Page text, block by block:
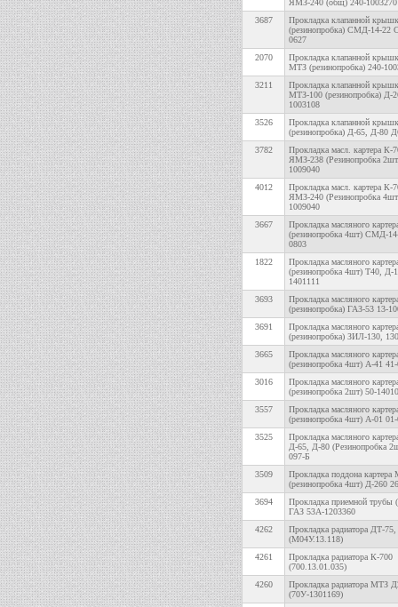
ЯМЗ-240 (общ) 240-1003270
3687
Прокладка клапанной
(резинопробка) СМД-14-22
0627
2070
Прокладка клапанной
МТЗ (резинопробка) 240-
3211
Прокладка клапанной
МТЗ-100 (резинопробка) Д-
1003108
3526
Прокладка клапанной
(резинопробка) Д-65, Д-80
3782
Прокладка масл. картера К-
ЯМЗ-238 (Резинопробка
1009040
4012
Прокладка масл. картера К-
ЯМЗ-240 (Резинопробка
1009040
3667
Прокладка масляного
(резинопробка 4шт) СМД-
0803
1822
Прокладка масляного
(резинопробка 4шт) Т40, Д-
1401111
3693
Прокладка масляного
(резинопробка) ГАЗ-53 13-
3691
Прокладка масляного
(резинопробка) ЗИЛ-130,
3665
Прокладка масляного
(резинопробка 4шт) А-41
3016
Прокладка масляного
(резинопробка 2шт) 50-
3557
Прокладка масляного
(резинопробка 4шт) А-01
3525
Прокладка масляного
Д-65, Д-80 (Резинопробка
097-Б
3509
Прокладка поддона
(резинопробка 4шт) Д-260
3694
Прокладка приемной трубы
ГАЗ 53А-1203360
4262
Прокладка радиатора ДТ-
(М04У.13.118)
4261
Прокладка радиатора К-700
(700.13.01.035)
4260
Прокладка радиатора МТЗ
(70У-1301169)